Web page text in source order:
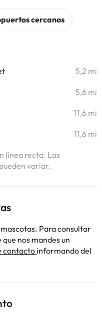
5,2 mi
5,6 mi
11,6 mi
11,6 mi
línea recta. Las
variar.
Para consultar
nos mandes un
contacto informando del